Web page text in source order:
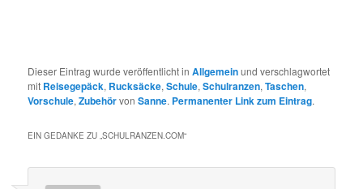
Dieser Eintrag wurde veröffentlicht inAllgemeinund verschlagwortet
mit Reisegepäck, Rucksäcke,Schule,Schulranzen,Taschen,
Vorschule,ZubehörvonSanne. Permanenter Link zum Eintrag.
EIN GEDANKE ZU „SCHULRANZEN.COM“